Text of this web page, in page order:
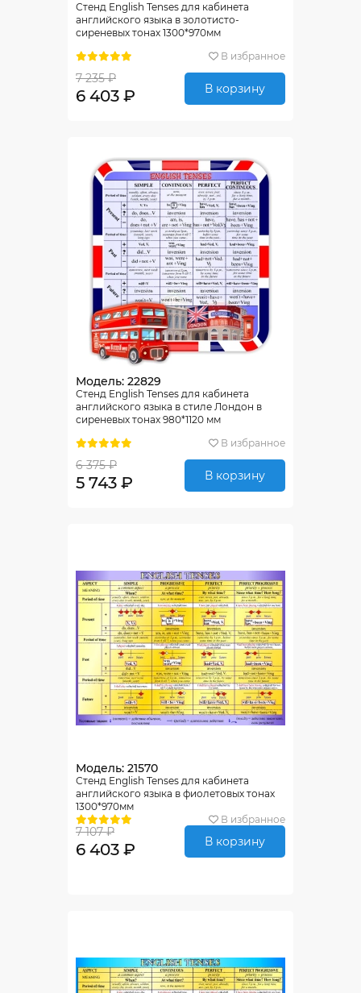
Стенд English Tenses для кабинета
английского языка в золотисто-
сиреневых тонах 1300*970мм
В избранное
7 235 ₽
6 403 ₽ В корзину
Модель: 22829
Стенд English Tenses для кабинета
английского языка в стиле Лондон в
сиреневых тонах 980*1120 мм
В избранное
6 375 ₽
5 743 ₽ В корзину
Модель: 21570
Стенд English Tenses для кабинета
английского языка в фиолетовых тонах
1300*970мм
В избранное
7 107 ₽
6 403 ₽ В корзину